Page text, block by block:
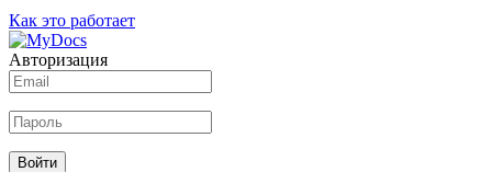
Как это работает
Авторизация
Войти